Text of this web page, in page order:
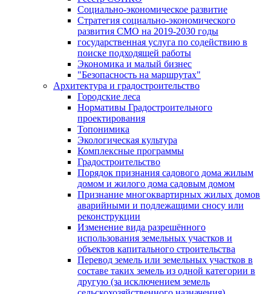
Социально-экономическое развитие
Стратегия социально-экономического
развития СМО на 2019-2030 годы
государственная услуга по содействию в
поиске подходящей работы
Экономика и малый бизнес
"Безопасность на маршрутах"
Архитектура и градостроительство
Городские леса
Нормативы Градостроительного
проектирования
Топонимика
Экологическая культура
Комплексные программы
Градостроительство
Порядок признания садового дома жилым
домом и жилого дома садовым домом
Признание многоквартирных жилых домов
аварийными и подлежащими сносу или
реконструкции
Изменение вида разрешённого
использования земельных участков и
объектов капитального строительства
Перевод земель или земельных участков в
составе таких земель из одной категории в
другую (за исключением земель